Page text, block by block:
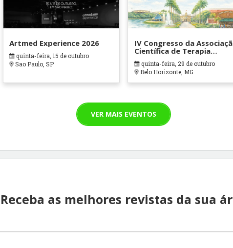
Artmed Experience 2026
quinta-feira, 15 de outubro
Sao Paulo, SP
IV Congresso da
Científica de Terapia
Ocupacional em Contextos
Hospitalares e Cuidados
Paliativos - ATOHOSP
quinta-feira, 29 de outubro
Belo Horizonte, MG
VER MAIS EVENTOS
Receba as melhores revistas da sua